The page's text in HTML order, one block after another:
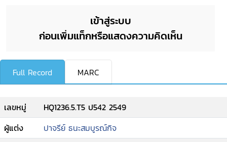
เข้าสู่ระบบ
ก่อนเพิ่มแท็กหรือแสดงความคิดเห็น
Full Record MARC
เลขหมู่
HQ1236.5.T5 ป542 2549
ผู้แต่ง
ปาจรีย์ ธนะสมบูรณ์กิจ